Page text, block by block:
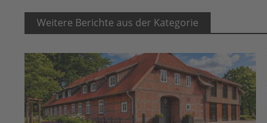
Weitere Berichte aus der Kategorie